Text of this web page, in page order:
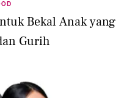
Bekal Anak yang
Gurih